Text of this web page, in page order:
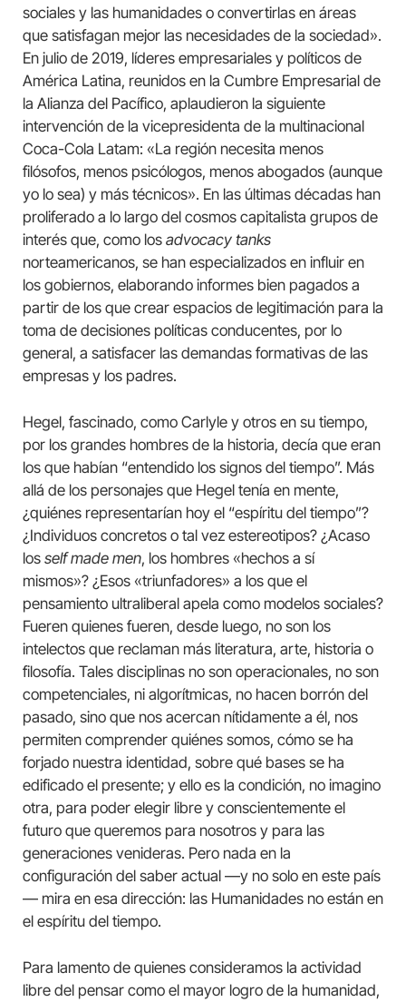
sociales y las humanidades o convertirlas en áreas
que satisfagan mejor las necesidades de la sociedad».
En julio de 2019, líderes empresariales y políticos de
América Latina, reunidos en la Cumbre Empresarial de
la Alianza del Pacífico, aplaudieron la siguiente
intervención de la vicepresidenta de la multinacional
Coca-Cola Latam: «La región necesita menos
filósofos, menos psicólogos, menos abogados (aunque
yo lo sea) y más técnicos». En las últimas décadas han
proliferado a lo largo del cosmos capitalista grupos de
interés que, como los advocacy tanks
norteamericanos, se han especializados en influir en
los gobiernos, elaborando informes bien pagados a
partir de los que crear espacios de legitimación para la
toma de decisiones políticas conducentes, por lo
general, a satisfacer las demandas formativas de las
empresas y los padres.
Hegel, fascinado, como Carlyle y otros en su tiempo,
por los grandes hombres de la historia, decía que eran
los que habían “entendido los signos del tiempo”. Más
allá de los personajes que Hegel tenía en mente,
¿quiénes representarían hoy el “espíritu del tiempo”?
¿Individuos concretos o tal vez estereotipos? ¿Acaso
los self made men, los hombres «hechos a sí
mismos»? ¿Esos «triunfadores» a los que el
pensamiento ultraliberal apela como modelos sociales?
Fueren quienes fueren, desde luego, no son los
intelectos que reclaman más literatura, arte, historia o
filosofía. Tales disciplinas no son operacionales, no son
competenciales, ni algorítmicas, no hacen borrón del
pasado, sino que nos acercan nítidamente a él, nos
permiten comprender quiénes somos, cómo se ha
forjado nuestra identidad, sobre qué bases se ha
edificado el presente; y ello es la condición, no imagino
otra, para poder elegir libre y conscientemente el
futuro que queremos para nosotros y para las
generaciones venideras. Pero nada en la
configuración del saber actual —y no solo en este país
— mira en esa dirección: las Humanidades no están en
el espíritu del tiempo.
Para lamento de quienes consideramos la actividad
libre del pensar como el mayor logro de la humanidad,